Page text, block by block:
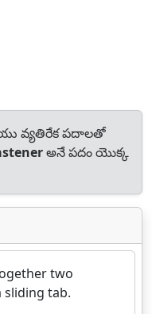
వ్యతిరేక పదాలతో
అనే పదం యొక్క
two
sliding tab.